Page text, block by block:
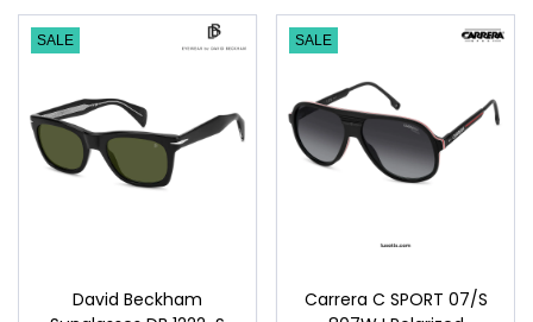
SALE
David Beckham
SALE
Carrera C SPORT 07/S